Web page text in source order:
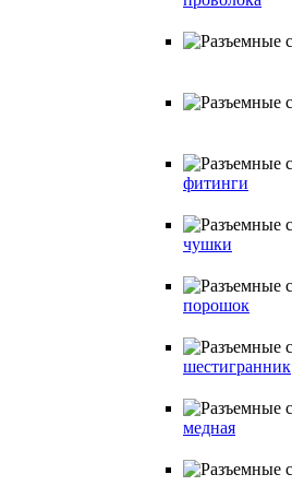
фитинги
чушки
порошок
шестигранник
медная